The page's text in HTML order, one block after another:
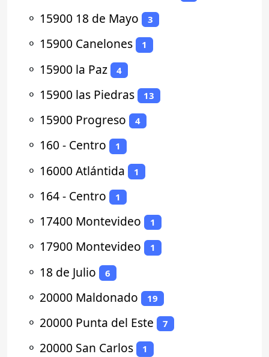
⚬ 15900 18 de Mayo 3
⚬ 15900 Canelones 1
⚬ 15900 la Paz 4
⚬ 15900 las Piedras 13
⚬ 15900 Progreso 4
⚬ 160 - Centro 1
⚬ 16000 Atlántida 1
⚬ 164 - Centro 1
⚬ 17400 Montevideo 1
⚬ 17900 Montevideo 1
⚬ 18 de Julio 6
⚬ 20000 Maldonado 19
⚬ 20000 Punta del Este 7
⚬ 20000 San Carlos 1